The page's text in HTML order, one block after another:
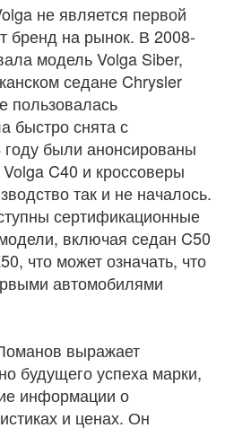
не является первой
бренд на рынок. В 2008-
модель Volga Siber,
седане Chrysler
пользовалась
быстро снята с
были анонсированы
C40 и кроссоверы
так и не началось.
сертификационные
включая седан C50
что может означать, что
автомобилями
выражает
будущего успеха марки,
информации о
и ценах. Он